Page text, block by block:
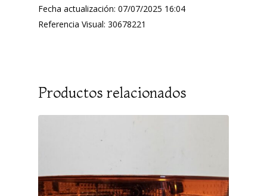
Fecha actualización: 07/07/2025 16:04
Referencia Visual: 30678221
Productos relacionados